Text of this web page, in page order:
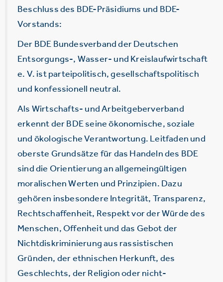
Beschluss des BDE-Präsidiums und BDE-
Vorstands:
Der BDE Bundesverband der Deutschen
Entsorgungs-, Wasser- und Kreislaufwirtschaft
e. V. ist parteipolitisch, gesellschaftspolitisch
und konfessionell neutral.
Als Wirtschafts- und Arbeitgeberverband
erkennt der BDE seine ökonomische, soziale
und ökologische Verantwortung. Leitfaden und
oberste Grundsätze für das Handeln des BDE
sind die Orientierung an allgemeingültigen
moralischen Werten und Prinzipien. Dazu
gehören insbesondere Integrität, Transparenz,
Rechtschaffenheit, Respekt vor der Würde des
Menschen, Offenheit und das Gebot der
Nichtdiskriminierung aus rassistischen
Gründen, der ethnischen Herkunft, des
Geschlechts, der Religion oder nicht-